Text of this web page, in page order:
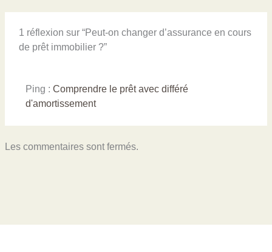
1 réflexion sur “Peut-on changer d’assurance en cours
de prêt immobilier ?”
Ping : Comprendre le prêt avec différé
d'amortissement
Les commentaires sont fermés.